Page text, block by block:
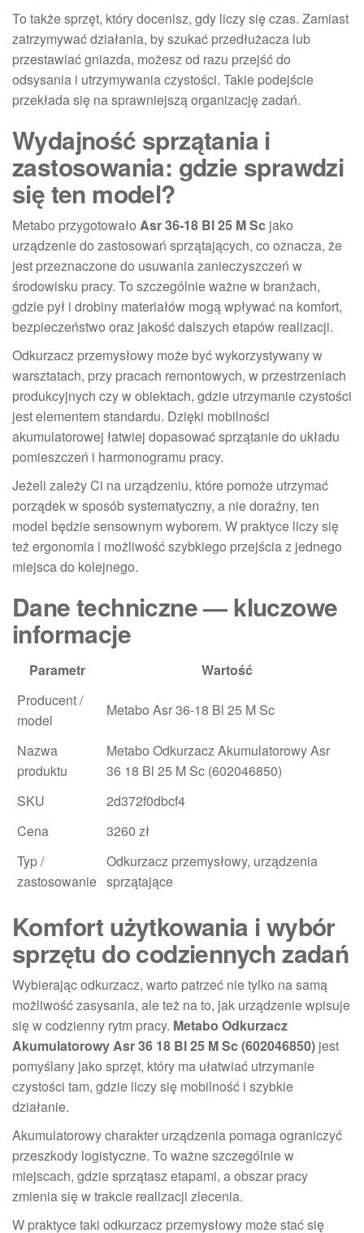
To także sprzęt, który docenisz, gdy liczy się czas. Zamiast
zatrzymywać działania, by szukać przedłużacza lub
przestawiać gniazda, możesz od razu przejść do
odsysania i utrzymywania czystości. Takie podejście
przekłada się na sprawniejszą organizację zadań.
Wydajność sprzątania i
zastosowania: gdzie sprawdzi
się ten model?
Metabo przygotowało Asr 36-18 Bl 25 M Sc jako
urządzenie do zastosowań sprzątających, co oznacza, że
jest przeznaczone do usuwania zanieczyszczeń w
środowisku pracy. To szczególnie ważne w branżach,
gdzie pył i drobiny materiałów mogą wpływać na komfort,
bezpieczeństwo oraz jakość dalszych etapów realizacji.
Odkurzacz przemysłowy może być wykorzystywany w
warsztatach, przy pracach remontowych, w przestrzeniach
produkcyjnych czy w obiektach, gdzie utrzymanie czystości
jest elementem standardu. Dzięki mobilności
akumulatorowej łatwiej dopasować sprzątanie do układu
pomieszczeń i harmonogramu pracy.
Jeżeli zależy Ci na urządzeniu, które pomoże utrzymać
porządek w sposób systematyczny, a nie doraźny, ten
model będzie sensownym wyborem. W praktyce liczy się
też ergonomia i możliwość szybkiego przejścia z jednego
miejsca do kolejnego.
Dane techniczne — kluczowe
informacje
Parametr
Wartość
Producent /
model
Metabo Asr 36-18 Bl 25 M Sc
Nazwa
produktu
Metabo Odkurzacz Akumulatorowy Asr
36 18 Bl 25 M Sc (602046850)
SKU
2d372f0dbcf4
Cena
3260 zł
Typ /
zastosowanie
Odkurzacz przemysłowy, urządzenia
sprzątające
Komfort użytkowania i wybór
sprzętu do codziennych zadań
Wybierając odkurzacz, warto patrzeć nie tylko na samą
możliwość zasysania, ale też na to, jak urządzenie wpisuje
się w codzienny rytm pracy. Metabo Odkurzacz
Akumulatorowy Asr 36 18 Bl 25 M Sc (602046850) jest
pomyślany jako sprzęt, który ma ułatwiać utrzymanie
czystości tam, gdzie liczy się mobilność i szybkie
działanie.
Akumulatorowy charakter urządzenia pomaga ograniczyć
przeszkody logistyczne. To ważne szczególnie w
miejscach, gdzie sprzątasz etapami, a obszar pracy
zmienia się w trakcie realizacji zlecenia.
W praktyce taki odkurzacz przemysłowy może stać się